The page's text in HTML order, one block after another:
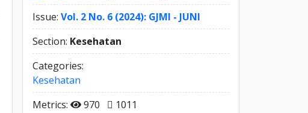
Issue: Vol. 2 No. 6 (2024): GJMI - JUNI
Section: Kesehatan
Categories:
Kesehatan
Metrics:
970 1011